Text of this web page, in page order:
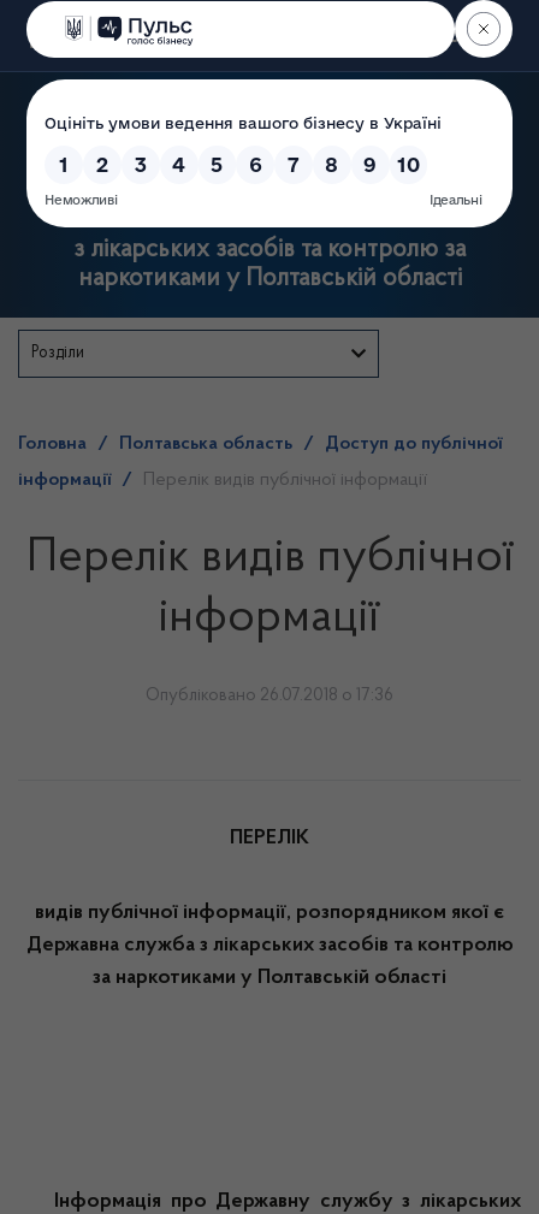
Пошук
з лікарських засобів та контролю за
наркотиками у Полтавській області
Розділи
Головна / Полтавська область /
Доступ до публічної
інформації
/ Перелік видів публічної інформації
Перелік видів публічної
інформації
Опубліковано 26.07.2018 о 17:36
ПЕРЕЛІК
видів публічної інформації, розпорядником якої є
Державна служба з лікарських засобів та контролю
за наркотиками у Полтавській області
Інформація про Державну службу з лікарських